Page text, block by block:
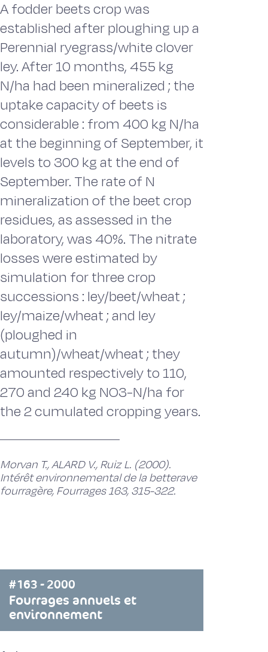
A fodder beets crop was
established after ploughing up a
Perennial ryegrass/white clover
ley. After 10 months, 455 kg
N/ha had been mineralized ; the
uptake capacity of beets is
considerable : from 400 kg N/ha
at the beginning of September, it
levels to 300 kg at the end of
September. The rate of N
mineralization of the beet crop
residues, as assessed in the
laboratory, was 40%. The nitrate
losses were estimated by
simulation for three crop
successions : ley/beet/wheat ;
ley/maize/wheat ; and ley
(ploughed in
autumn)/wheat/wheat ; they
amounted respectively to 110,
270 and 240 kg NO3-N/ha for
the 2 cumulated cropping years.
Morvan T., ALARD V., Ruiz L. (2000).
Intérêt environnemental de la betterave
fourragère, Fourrages 163, 315-322.
#163 - 2000
Fourrages annuels et
environnement